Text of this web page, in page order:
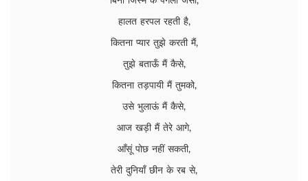
हालत हरपल रहती है,
कितना प्यार तुझे करती मैं,
तुझे बताऊँ मैं कैसे,
कितना तड़पायी मैं तुमको,
उसे भुलाऊं मैं कैसे,
आज खड़ी मैं तेरे आगे,
आँसूं पोछ नहीं सकती,
तेरी दुनियाँ छीन के रब से,